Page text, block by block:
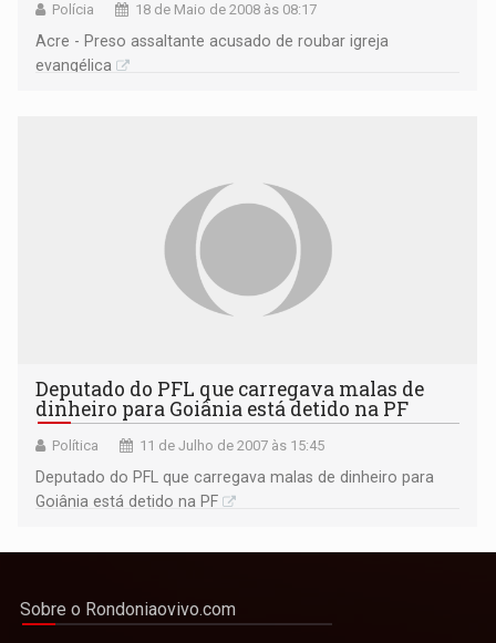
Polícia 18 de Maio de 2008 às 08:17
Acre - Preso assaltante acusado de roubar igreja
evangélica
Deputado do PFL que carregava malas de
dinheiro para Goiânia está detido na PF
Política 11 de Julho de 2007 às 15:45
Deputado do PFL que carregava malas de dinheiro para
Goiânia está detido na PF
Sobre o Rondoniaovivo.com